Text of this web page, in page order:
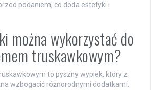
podaniem, co doda estetyki i
można wykorzystać do
truskawkowym?
to pyszny wypiek, który z
wzbogacić różnorodnymi dodatkami.